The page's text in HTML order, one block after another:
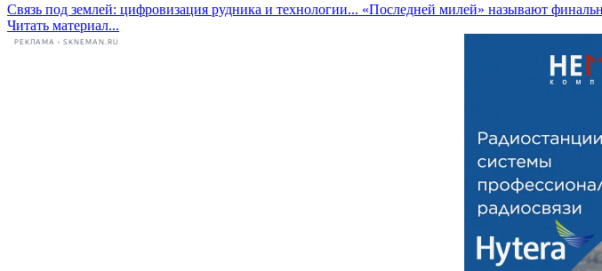
Связь под землей: цифровизация рудника и технологии... «Последней милей» называют
Читать материал...
РЕКЛАМА • SKNEMAN.RU